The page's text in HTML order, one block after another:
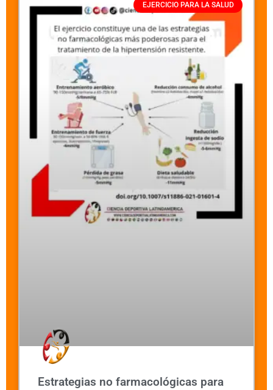
EJERCICIO PARA LA SALUD
Estrategias no farmacológicas para